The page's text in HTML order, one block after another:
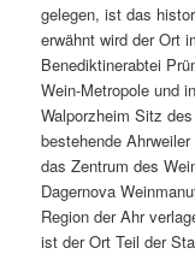
gelegen, ist das
erwähnt wird der Ort
Benediktinerabtei
Wein-Metropole und
Walporzheim Sitz
bestehende
das Zentrum des
Dagernova
Region der Ahr
ist der Ort Teil der